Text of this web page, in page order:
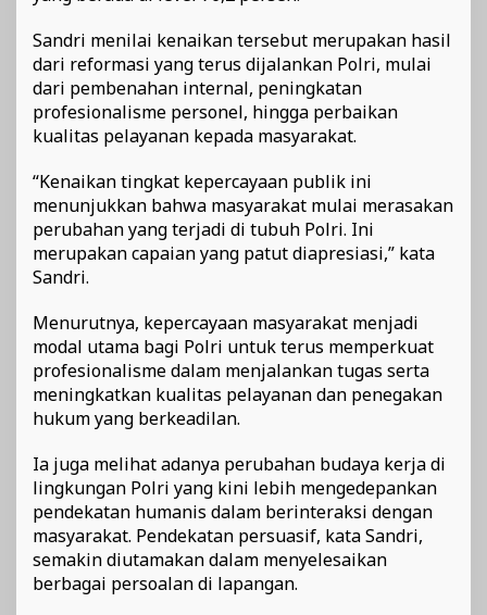
Sandri menilai kenaikan tersebut merupakan hasil
dari reformasi yang terus dijalankan Polri, mulai
dari pembenahan internal, peningkatan
profesionalisme personel, hingga perbaikan
kualitas pelayanan kepada masyarakat.
“Kenaikan tingkat kepercayaan publik ini
menunjukkan bahwa masyarakat mulai merasakan
perubahan yang terjadi di tubuh Polri. Ini
merupakan capaian yang patut diapresiasi,” kata
Sandri.
Menurutnya, kepercayaan masyarakat menjadi
modal utama bagi Polri untuk terus memperkuat
profesionalisme dalam menjalankan tugas serta
meningkatkan kualitas pelayanan dan penegakan
hukum yang berkeadilan.
Ia juga melihat adanya perubahan budaya kerja di
lingkungan Polri yang kini lebih mengedepankan
pendekatan humanis dalam berinteraksi dengan
masyarakat. Pendekatan persuasif, kata Sandri,
semakin diutamakan dalam menyelesaikan
berbagai persoalan di lapangan.